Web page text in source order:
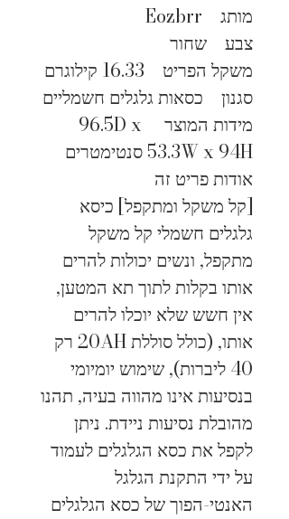
מותג    Eozbrr
צבע    שחור
משקל הפריט    16.33 קילוגרם
סגנון    כסאות גלגלים חשמליים
מידות המוצר    96.5D x
53.3W x 94H סנטימטרים
אודות פריט זה
[קל משקל ומתקפל] כיסא
גלגלים חשמלי קל משקל
מתקפל, ונשים יכולות להרים
אותו בקלות לתוך תא המטען,
אין חשש שלא יוכלו להרים
אותו, (כולל סוללת 20AH רק
40 ליברות), שימוש יומיומי
בנסיעות אינו מהווה בעיה, תהנו
מהובלת נסיעות ניידת. ניתן
לקפל את כסא הגלגלים לעמוד
על ידי התקנת הגלגל
האנטי-הפוך של כסא הגלגלים